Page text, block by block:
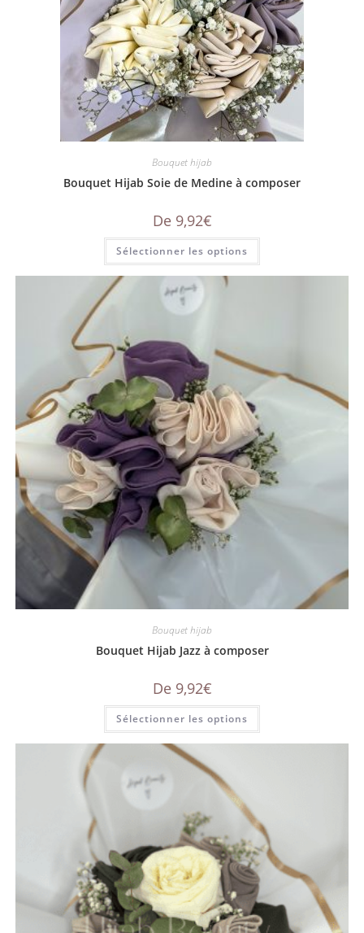
Bouquet hijab
Bouquet Hijab Soie de Medine à composer
De 9,92€
Sélectionner les options
Bouquet hijab
Bouquet Hijab Jazz à composer
De 9,92€
Sélectionner les options